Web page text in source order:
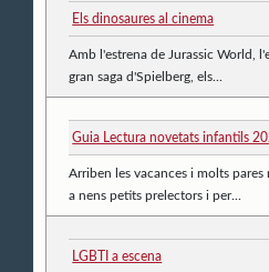
Els dinosaures al cinema
Amb l'estrena de Jurassic World,
gran saga d'Spielberg, els...
Guia Lectura novetats infantils
Arriben les vacances i molts
a nens petits prelectors i per...
LGBTI a escena